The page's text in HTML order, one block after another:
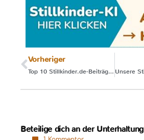
Vorheriger
Top 10 Stillkinder.de-Beiträge 2023
Beteilige dich an der Unterhaltung